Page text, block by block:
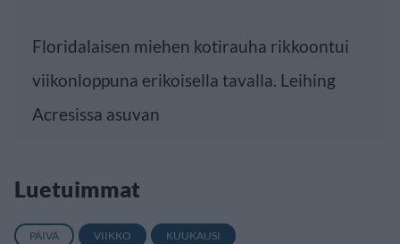
Floridalaisen miehen kotirauha rikkoontui
viikonloppuna erikoisella tavalla. Leihing
Acresissa asuvan
Luetuimmat
PÄIVÄ VIIKKO KUUKAUSI